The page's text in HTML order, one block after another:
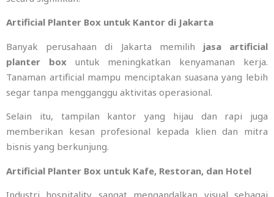
Artificial Planter Box untuk Kantor di Jakarta
Banyak perusahaan di Jakarta memilih jasa artificial
planter box untuk meningkatkan kenyamanan kerja.
Tanaman artificial mampu menciptakan suasana yang lebih
segar tanpa mengganggu aktivitas operasional.
Selain itu, tampilan kantor yang hijau dan rapi juga
memberikan kesan profesional kepada klien dan mitra
bisnis yang berkunjung.
Artificial Planter Box untuk Kafe, Restoran, dan Hotel
Industri hospitality sangat mengandalkan visual sebagai